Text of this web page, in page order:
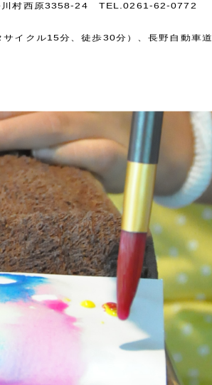
村西原3358-24 TEL.0261-62-0772
イクル15分、徒歩30分）、長野自動車道